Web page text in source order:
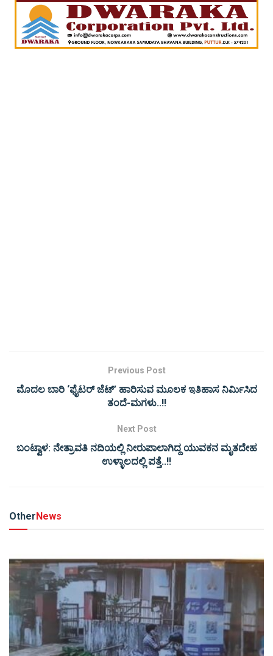
Previous Post
ಮೊದಲ ಬಾರಿ ‘ಫೈಟರ್ ಜೆಟ್’ ಹಾರಿಸುವ ಮೂಲಕ ಇತಿಹಾಸ ನಿರ್ಮಿಸಿದ
ತಂದೆ-ಮಗಳು..!!
Next Post
ಬಂಟ್ವಾಳ: ನೇತ್ರಾವತಿ ನದಿಯಲ್ಲಿ ನೀರುಪಾಲಾಗಿದ್ದ ಯುವಕನ ಮೃತದೇಹ
ಉಳ್ಳಾಲದಲ್ಲಿ ಪತ್ತೆ..!!
Other News